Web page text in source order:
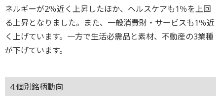
ネルギーが2％近く上昇したほか、ヘルスケアも1％を上回
る上昇となりました。また、一般消費財・サービスも1％近
く上げています。一方で生活必需品と素材、不動産の3業種
が下げています。
4.個別銘柄動向